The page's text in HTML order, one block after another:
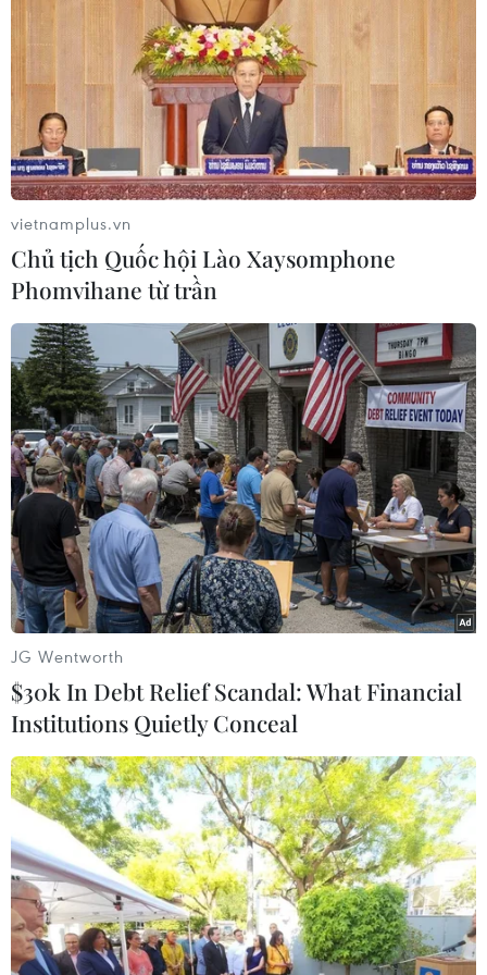
định tiêm chủng bắt buộc sẽ là "quá muộn"./.
(TTXVN/Vietnam+)
#Tiêm chủng ngừa COVID-19
#Vaccine phòng COVID-19
#Cách ly
#Ca mắc mới COVID-19 Đức
Theo dõi VietnamPlus
TIN LIÊN QUAN
vietnamplus.vn
Chủ tịch Quốc hội Lào Xaysomphone
Phomvihane từ trần
JG Wentworth
$30k In Debt Relief Scandal: What Financial
Institutions Quietly Conceal